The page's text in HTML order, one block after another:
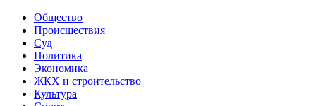
Общество
Происшествия
Суд
Политика
Экономика
ЖКХ и строительство
Культура